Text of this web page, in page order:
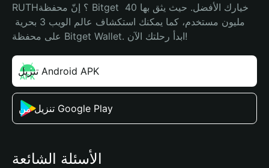
RUTH؟ إنّ محفظة Bitget خيارك الأفضل. حيث يثق بها 40
على محفظة Bitget Wallet. ابدأ رحلتك الآن!
تنزيل Android APK
تنزيل من Google Play
الأسئلة الشائعة